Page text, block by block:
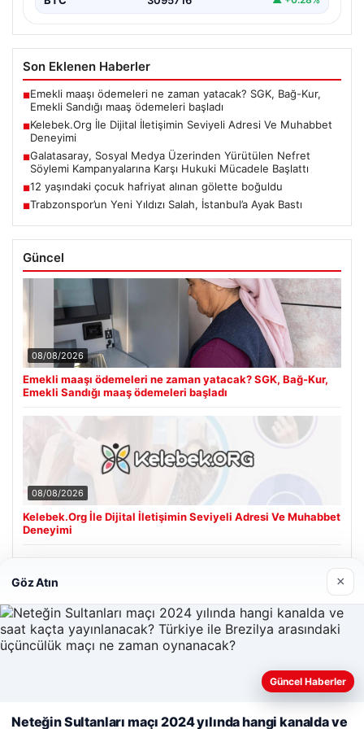
Son Eklenen Haberler
■Emekli maaşı ödemeleri ne zaman yatacak? SGK, Bağ-Kur,
Emekli Sandığı maaş ödemeleri başladı
■Kelebek.Org İle Dijital İletişimin Seviyeli Adresi Ve Muhabbet
Deneyimi
■Galatasaray, Sosyal Medya Üzerinden Yürütülen Nefret
Söylemi Kampanyalarına Karşı Hukuki Mücadele Başlattı
■12 yaşındaki çocuk hafriyat alınan gölette boğuldu
■Trabzonspor’un Yeni Yıldızı Salah, İstanbul’a Ayak Bastı
Güncel
08/08/2026
Emekli maaşı ödemeleri ne zaman yatacak? SGK, Bağ-Kur,
Emekli Sandığı maaş ödemeleri başladı
08/08/2026
Kelebek.Org İle Dijital İletişimin Seviyeli Adresi Ve Muhabbet
Deneyimi
deneyiminizi kişiselleştirmek ve geliştirmek amacıyla çerezler
Göz Atın ×
Güncel Haberler
Neteğin Sultanları maçı 2024 yılında hangi kanalda ve